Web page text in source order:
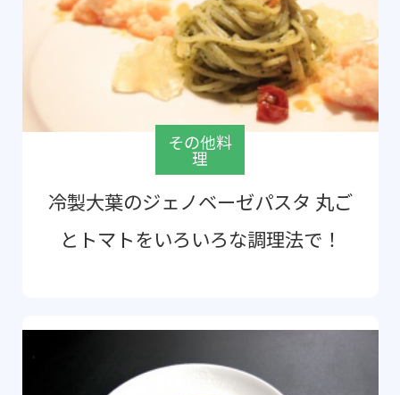
その他料
理
冷製大葉のジェノベーゼパスタ 丸ご
とトマトをいろいろな調理法で！